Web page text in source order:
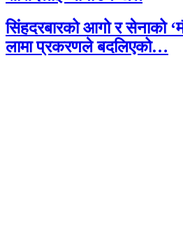
सिंहदरबारको आगो र सेनाको
लामा प्रकरणले बदलिएको…